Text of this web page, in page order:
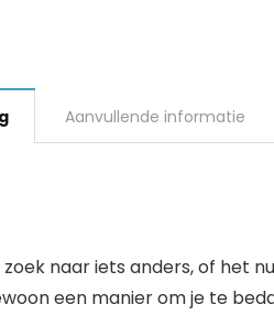
Aanvullende informatie
naar iets anders, of het
een manier om je te